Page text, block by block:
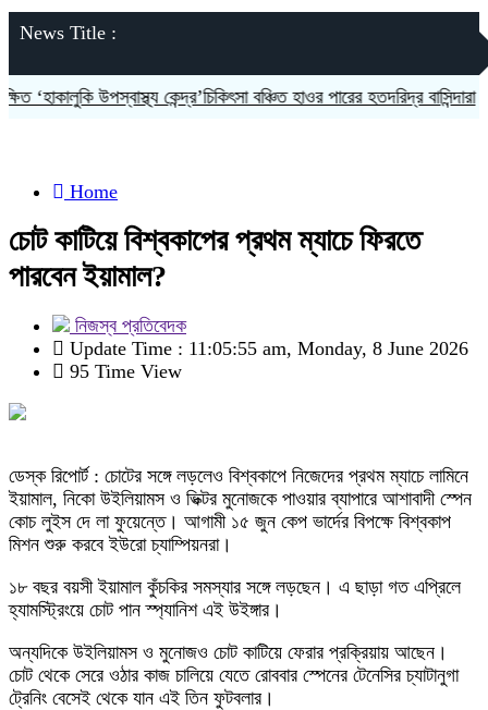
News Title :
উপস্বাস্থ্য কেন্দ্র’চিকিৎসা বঞ্চিত হাওর পারের হতদরিদ্র বাসিন্দারা
Home
চোট কাটিয়ে বিশ্বকাপের প্রথম ম্যাচে ফিরতে
পারবেন ইয়ামাল?
নিজস্ব প্রতিবেদক
Update Time : 11:05:55 am, Monday, 8 June 2026
95 Time View
ডেস্ক রিপোর্ট : চোটের সঙ্গে লড়লেও বিশ্বকাপে নিজেদের প্রথম ম্যাচে লামিনে
ইয়ামাল, নিকো উইলিয়ামস ও ভিক্টর মুনোজকে পাওয়ার ব্যাপারে আশাবাদী স্পেন
কোচ লুইস দে লা ফুয়েন্তে। আগামী ১৫ জুন কেপ ভার্দের বিপক্ষে বিশ্বকাপ
মিশন শুরু করবে ইউরো চ্যাম্পিয়নরা।
১৮ বছর বয়সী ইয়ামাল কুঁচকির সমস্যার সঙ্গে লড়ছেন। এ ছাড়া গত এপ্রিলে
হ্যামস্ট্রিংয়ে চোট পান স্প্যানিশ এই উইঙ্গার।
অন্যদিকে উইলিয়ামস ও মুনোজও চোট কাটিয়ে ফেরার প্রক্রিয়ায় আছেন।
চোট থেকে সেরে ওঠার কাজ চালিয়ে যেতে রোববার স্পেনের টেনেসির চ্যাটানুগা
ট্রেনিং বেসেই থেকে যান এই তিন ফুটবলার।